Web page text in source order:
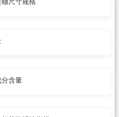
尺寸规格
分含量